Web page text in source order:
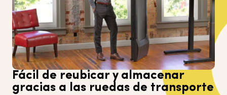
Fácil de reubicar y almacenar
gracias a las ruedas de transporte